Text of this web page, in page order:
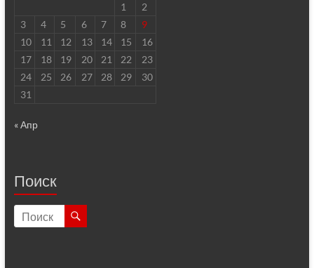
1
2
3
4 5 6 7 8
9
10
11 12 13 14 15
16
17
18 19 20 21 22
23
24
25 26 27 28 29
30
31
« Апр
Поиск